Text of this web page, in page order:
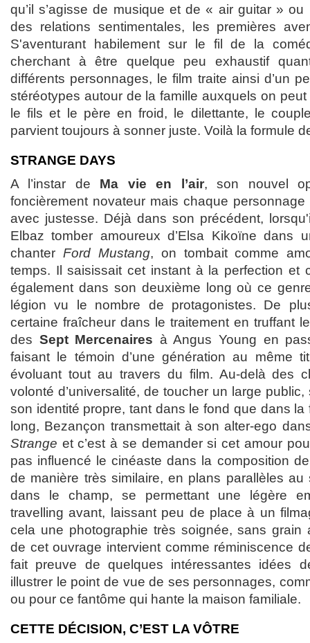
qu’il s’agisse de musique et de « air guitar »
des relations sentimentales, les premières
S'aventurant habilement sur le fil de la
cherchant à être quelque peu exhaustif
différents personnages, le film traite ainsi d’un
stéréotypes autour de la famille auxquels on
le fils et le père en froid, le dilettante, le
parvient toujours à sonner juste. Voilà la formule
STRANGE DAYS
A l’instar de Ma vie en l’air, son nouvel
foncièrement novateur mais chaque
avec justesse. Déjà dans son précédent,
Elbaz tomber amoureux d’Elsa Kikoïne dans
chanter Ford Mustang, on tombait comme
temps. Il saisissait cet instant à la perfection et
également dans son deuxième long où ce
légion vu le nombre de protagonistes. De
certaine fraîcheur dans le traitement en truffant
des Sept Mercenaires à Angus Young en
faisant le témoin d’une génération au même
évoluant tout au travers du film. Au-delà des
volonté d’universalité, de toucher un large
son identité propre, tant dans le fond que dans la
long, Bezançon transmettait à son alter-ego
Strange et c’est à se demander si cet amour
pas influencé le cinéaste dans la composition
de manière très similaire, en plans parallèles
dans le champ, se permettant une légère
travelling avant, laissant peu de place à un
cela une photographie très soignée, sans grain
de cet ouvrage intervient comme réminiscence
fait preuve de quelques intéressantes idées
illustrer le point de vue de ses personnages,
ou pour ce fantôme qui hante la maison familiale.
CETTE DÉCISION, C’EST LA VÔTRE